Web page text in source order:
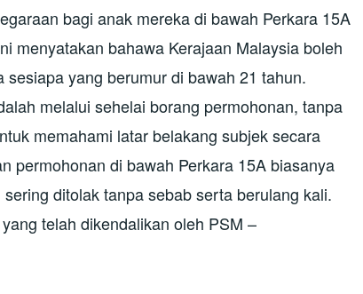
bagi anak mereka di bawah Perkara 15A
menyatakan bahawa Kerajaan Malaysia boleh
yang berumur di bawah 21 tahun.
melalui sehelai borang permohonan, tanpa
memahami latar belakang subjek secara
permohonan di bawah Perkara 15A biasanya
ditolak tanpa sebab serta berulang kali.
telah dikendalikan oleh PSM –